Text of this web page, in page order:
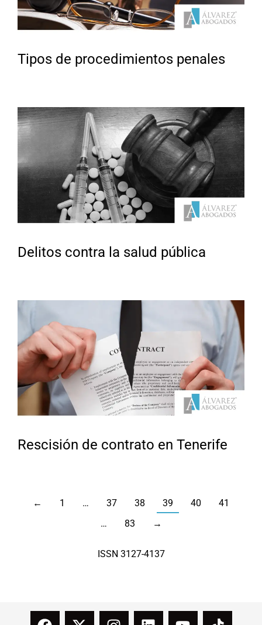
Tipos de procedimientos penales
Delitos contra la salud pública
Rescisión de contrato en Tenerife
← 1 … 37 38 39 40
41
…
83 →
ISSN 3127-4137